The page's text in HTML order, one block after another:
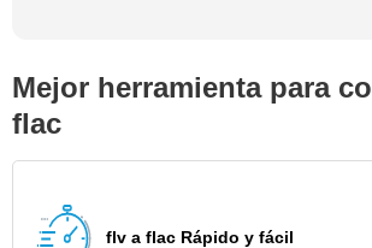
Mejor herramienta para
flac
flv a flac Rápido y fácil